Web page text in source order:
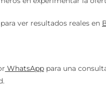
ver resultados reales en
WhatsApp para una